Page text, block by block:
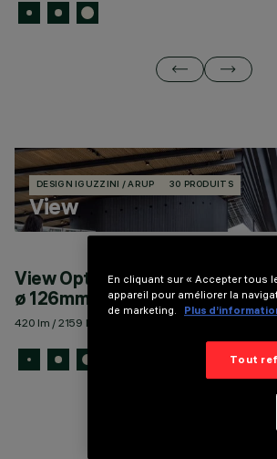
DESIGN IGUZZINI / ARUP 30 PRODUITS
View
View Opti Beam Lens ronde
ø 126mm
420 lm / 2159 lm - 113 lm/W max
En cliquant sur « Accepter tous
appareil pour améliorer la
de marketing.
Plus
Tout